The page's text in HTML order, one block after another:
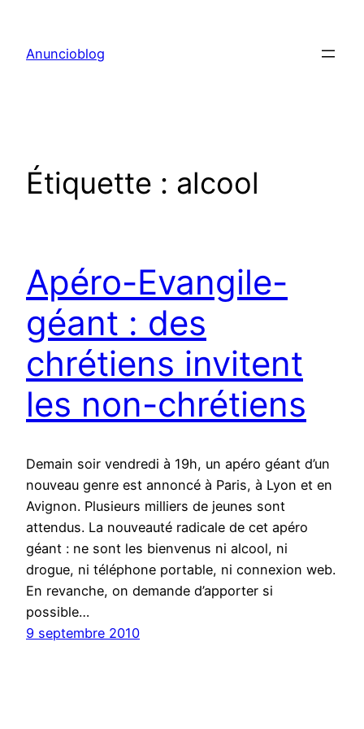
contenu
Anuncioblog
Étiquette : alcool
Apéro-Evangile-
géant : des
chrétiens invitent
les non-chrétiens
Demain soir vendredi à 19h, un apéro géant d’un
nouveau genre est annoncé à Paris, à Lyon et en
Avignon. Plusieurs milliers de jeunes sont
attendus. La nouveauté radicale de cet apéro
géant : ne sont les bienvenus ni alcool, ni
drogue, ni téléphone portable, ni connexion web.
En revanche, on demande d’apporter si
possible…
9 septembre 2010